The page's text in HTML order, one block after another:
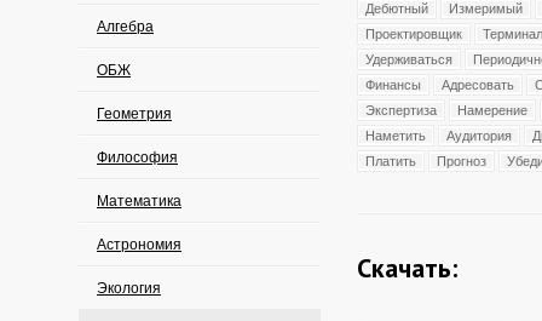
Алгебра
ОБЖ
Геометрия
Философия
Математика
Астрономия
Экология
Дебютный
Измеримый
Проектировщик
Удерживаться
Финансы
Адресовать
Экспертиза
Намерение
Наметить
Аудитория
Платить
Прогноз
Скачать: